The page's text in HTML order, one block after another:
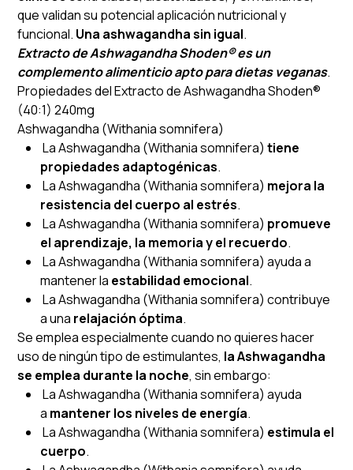
que validan su potencial aplicación nutricional y
funcional. Una ashwagandha sin igual.
Extracto de Ashwagandha Shoden® es un
complemento alimenticio apto para dietas veganas.
Propiedades del Extracto de Ashwagandha Shoden®
(40:1) 240mg
Ashwagandha (Withania somnifera)
La Ashwagandha (Withania somnifera)tiene
propiedades adaptogénicas.
La Ashwagandha (Withania somnifera) mejora la
resistencia del cuerpo al estrés.
La Ashwagandha (Withania somnifera) promueve
el aprendizaje, la memoria y el recuerdo.
La Ashwagandha (Withania somnifera) ayuda a
mantener la estabilidad emocional.
La Ashwagandha (Withania somnifera) contribuye
a una relajación óptima.
Se emplea especialmente cuando no quieres hacer
uso de ningún tipo de estimulantes, la Ashwagandha
se emplea durante la noche, sin embargo:
La Ashwagandha (Withania somnifera) ayuda
a mantener los niveles de energía.
La Ashwagandha (Withania somnifera) estimula el
cuerpo.